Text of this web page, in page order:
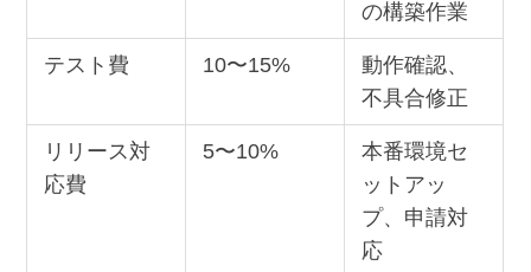
の構築作業
テスト費 10〜15%
動作確認、
不具合修正
リリース対
応費
5〜10%
本番環境セ
ットアッ
プ、申請対
応